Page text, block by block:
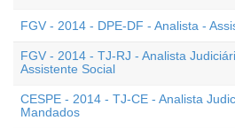
FGV - 2014 - DPE-DF - Analista -
FGV - 2014 - TJ-RJ - Analista
Assistente Social
CESPE - 2014 - TJ-CE - Analista
Mandados